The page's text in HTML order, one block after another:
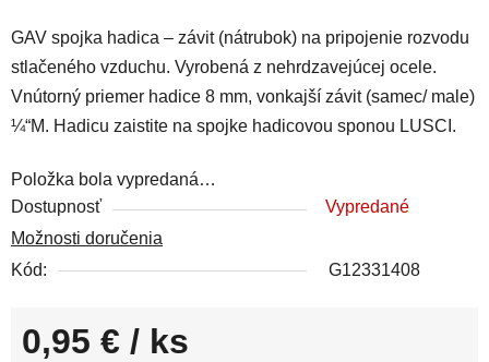
GAV spojka hadica – závit (nátrubok) na pripojenie rozvodu
stlačeného vzduchu. Vyrobená z nehrdzavejúcej ocele.
Vnútorný priemer hadice 8 mm, vonkajší závit (samec/ male)
¼“M. Hadicu zaistite na spojke hadicovou sponou LUSCI.
Položka bola vypredaná…
Dostupnosť
Vypredané
Možnosti doručenia
Kód:
G12331408
0,95 € / ks